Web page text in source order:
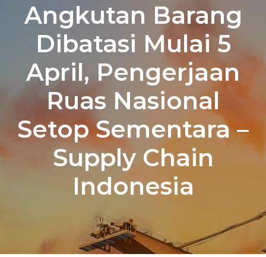
Angkutan Barang
Dibatasi Mulai 5
April, Pengerjaan
Ruas Nasional
Setop Sementara –
Supply Chain
Indonesia